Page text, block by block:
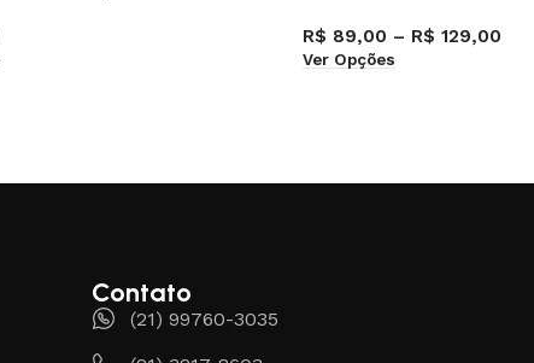
R$ 89,00 – R$ 129,00
Ver Opções
Contato
(21) 99760-3035